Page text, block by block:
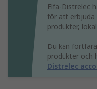
Elfa-Distrelec
för att erbjuda
produkter,
Du kan
produkter och
Distrelec